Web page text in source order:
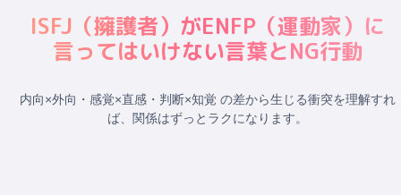
ISFJ （擁護者）がENFP （運動家）に
言ってはいけない言葉とNG行動
内向×外向・感覚×直感・判断×知覚 の差から生じる衝突を理解すれ
ば、関係はずっとラクになります。